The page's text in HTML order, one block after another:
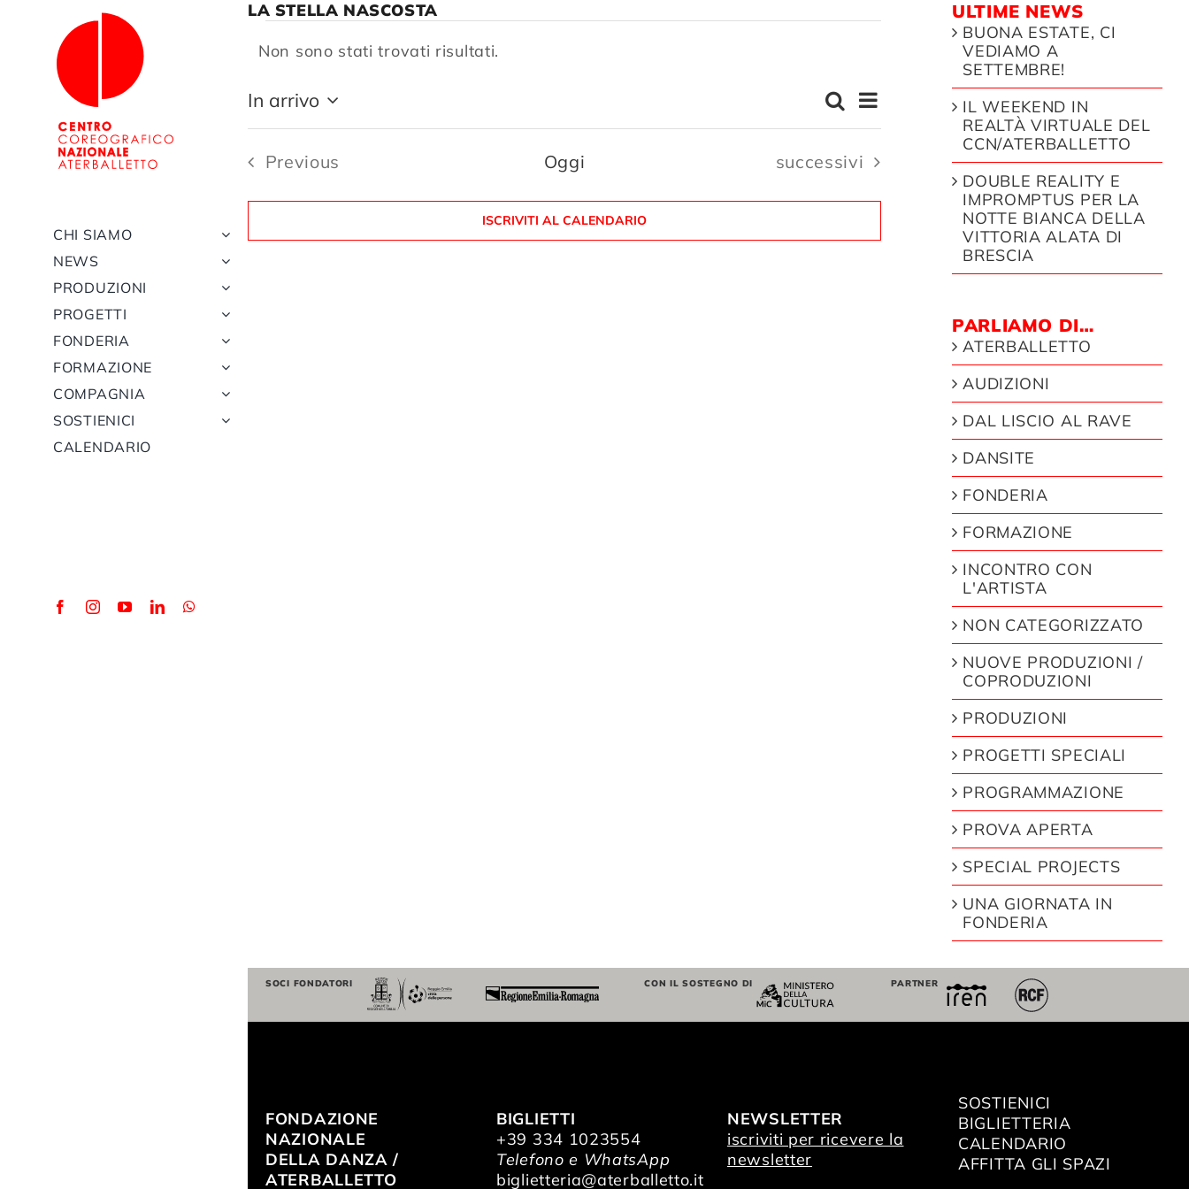
contenuto
CHI SIAMO
NEWS
PRODUZIONI
PROGETTI
FONDERIA
FORMAZIONE
COMPAGNIA
SOSTIENICI
CALENDARIO
LA STELLA NASCOSTA
Notice
Non sono stati trovati risultati.
EVENTI
E
VISTE
NAVIGAZIONE
CercaEVENTO
VISTE
NAVIGAZIONE
Sommario
In arrivo
Previous
Oggi Eventi
successivi
ISCRIVITI AL CALENDARIO
ULTIME NEWS
BUONA ESTATE, CI
VEDIAMO A
SETTEMBRE!
IL WEEKEND IN
REALTÀ VIRTUALE DEL
CCN/ATERBALLETTO
DOUBLE REALITY E
IMPROMPTUS PER LA
NOTTE BIANCA DELLA
VITTORIA ALATA DI
BRESCIA
PARLIAMO DI…
ATERBALLETTO
AUDIZIONI
DAL LISCIO AL RAVE
DANSITE
FONDERIA
FORMAZIONE
INCONTRO CON
L'ARTISTA
NON CATEGORIZZATO
NUOVE PRODUZIONI /
COPRODUZIONI
PRODUZIONI
PROGETTI SPECIALI
PROGRAMMAZIONE
PROVA APERTA
SPECIAL PROJECTS
UNA GIORNATA IN
FONDERIA
SOCI FONDATORI CON IL SOSTEGNO DI PARTNER
FONDAZIONE
NAZIONALE
DELLA DANZA /
ATERBALLETTO
BIGLIETTI
+39 334 1023554
Telefono e WhatsApp
biglietteria@aterballetto.it
NEWSLETTER
iscriviti per ricevere la
newsletter
SOSTIENICI
BIGLIETTERIA
CALENDARIO
AFFITTA GLI SPAZI